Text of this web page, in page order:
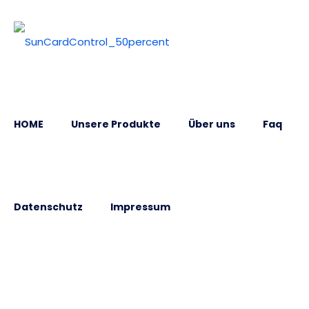
HOME Unsere Produkte Über uns Faq
Datenschutz Impressum